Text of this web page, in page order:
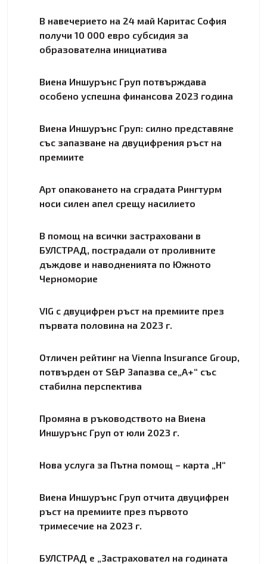
В навечерието на 24 май Каритас София
получи 10 000 евро субсидия за
образователна инициатива
Виена Иншурънс Груп потвърждава
особено успешна финансова 2023 година
Виена Иншурънс Груп: силно представяне
със запазване на двуцифрения ръст на
премиите
Арт опаковането на сградата Рингтурм
носи силен апел срещу насилието
В помощ на всички застраховани в
БУЛСТРАД, пострадали от проливните
дъждове и наводненията по Южното
Черноморие
VIG с двуцифрен ръст на премиите през
първата половина на 2023 г.
Отличен рейтинг на Vienna Insurance Group,
потвърден от S&P Запазва се„А+“ със
стабилна перспектива
Промяна в ръководството на Виена
Иншурънс Груп от юли 2023 г.
Нова услуга за Пътна помощ – карта „Н“
Виена Иншурънс Груп отчита двуцифрен
ръст на премиите през първото
тримесечие на 2023 г.
БУЛСТРАД e „Застраховател на годината